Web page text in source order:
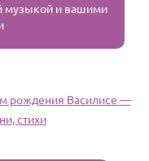
музыкой и вашими
рождения Василисе —
стихи